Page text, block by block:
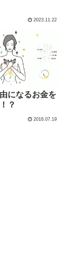
2023.11.22
になるお金を
？
2016.07.19